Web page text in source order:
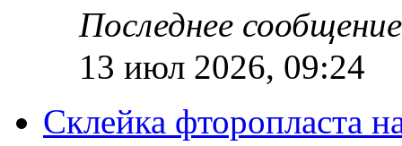
Последнее
13 июл 2026, 09:24
Склейка фторопласта